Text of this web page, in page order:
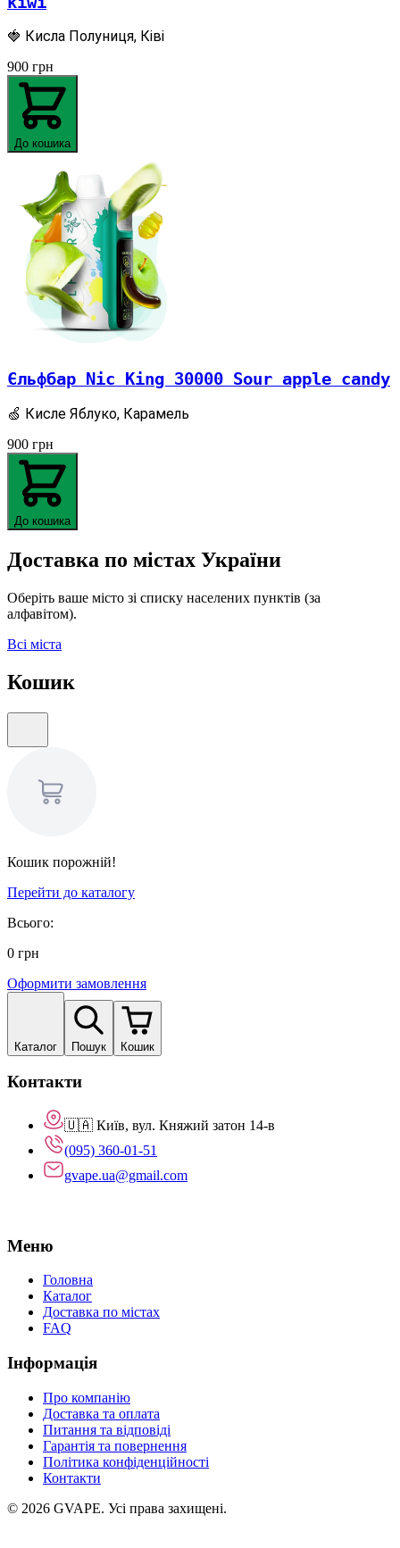
🍓 Кисла Полуниця, Ківі
900 грн
До кошика
Єльфбар Nic King 30000 Sour apple candy
🍏 Кисле Яблуко, Карамель
900 грн
До кошика
Доставка по містах України
Оберіть ваше місто зі списку населених пунктів (за
алфавітом).
Всі міста
Кошик
Кошик порожній!
Перейти до каталогу
Всього:
0 грн
Оформити замовлення
Каталог Пошук Кошик
Контакти
🇺🇦 Київ, вул. Княжий затон 14-в
(095) 360-01-51
gvape.ua@gmail.com
Меню
Головна
Каталог
Доставка по містах
FAQ
Інформація
Про компанію
Доставка та оплата
Питання та відповіді
Гарантія та повернення
Політика конфіденційності
Контакти
© 2026 GVAPE. Усі права захищені.